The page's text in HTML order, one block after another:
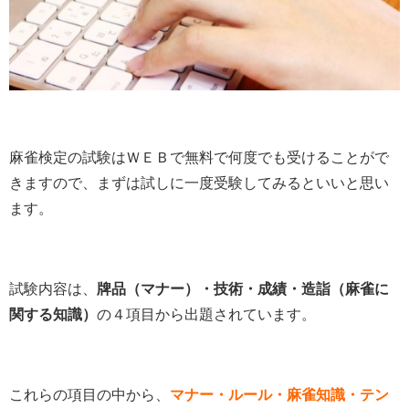
麻雀検定の試験はＷＥＢで無料で何度でも受けることがで
きますので、まずは試しに一度受験してみるといいと思い
ます。
試験内容は、 牌品（マナー）・技術・成績・造詣（麻雀に
関する知識） の４項目から出題されています。
これらの項目の中から、 マナー・ルール・麻雀知識・テン